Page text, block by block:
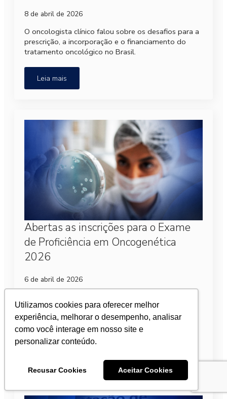
Utilizamos cookies para oferecer melhor
experiência, melhorar o desempenho, analisar
como você interage em nosso site e
personalizar conteúdo.
Recusar Cookies Aceitar Cookies
8 de abril de 2026
O oncologista clínico falou sobre os desafios para a
prescrição, a incorporação e o financiamento do
tratamento oncológico no Brasil.
Leia mais
Abertas as inscrições para o Exame
de Proficiência em Oncogenética
2026
6 de abril de 2026
Proficiência para obtenção do Certificado de Área
de Atuação em Oncogenética. A avaliação tem a
Sociedade Brasileira de Oncologia Clínica (SBOC)…